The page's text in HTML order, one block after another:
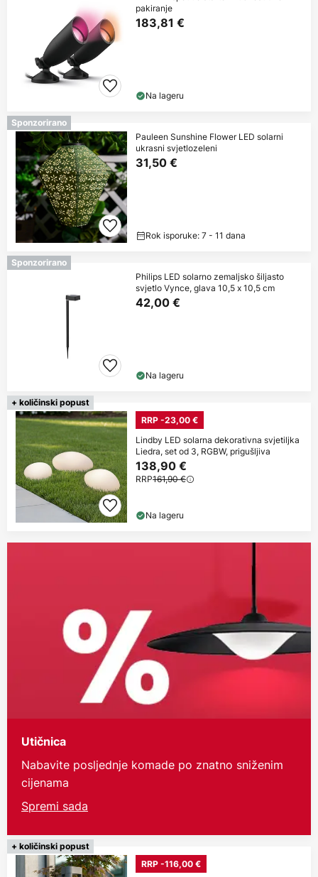
pakiranje
183,81 €
Na lageru
Sponzorirano
Pauleen Sunshine Flower LED solarni
ukrasni svjetlozeleni
31,50 €
Rok isporuke: 7 - 11 dana
Sponzorirano
Philips LED solarno zemaljsko šiljasto
svjetlo Vynce, glava 10,5 x 10,5 cm
42,00 €
Na lageru
+ količinski popust
RRP -23,00 €
Lindby LED solarna dekorativna svjetiljka
Liedra, set od 3, RGBW, prigušljiva
138,90 €
RRP161,90 €
Na lageru
Utičnica
Nabavite posljednje komade po znatno sniženim
cijenama
Spremi sada
+ količinski popust
RRP -116,00 €